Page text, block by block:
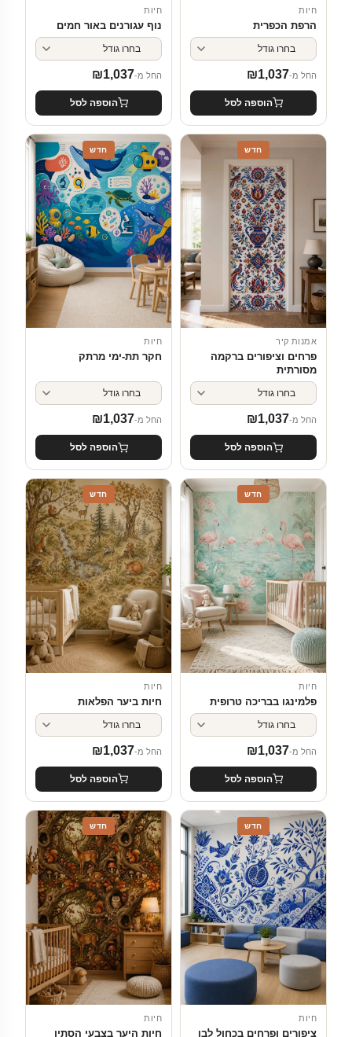
חיות
הרפת הכפרית
החל מ- ₪1,037
הוספה לסל
חיות
נוף עגורנים באור חמים
החל מ- ₪1,037
הוספה לסל
חדש
אמנות קיר
פרחים וציפורים ברקמה
מסורתית
החל מ- ₪1,037
הוספה לסל
חדש
חיות
חקר תת-ימי מרתק
החל מ- ₪1,037
הוספה לסל
חדש
חיות
פלמינגו בבריכה טרופית
החל מ- ₪1,037
הוספה לסל
חדש
חיות
חיות ביער הפלאות
החל מ- ₪1,037
הוספה לסל
חדש
חיות
ציפורים ופרחים בכחול לבן
חדש
חיות
חיות היער בצבעי הסתיו